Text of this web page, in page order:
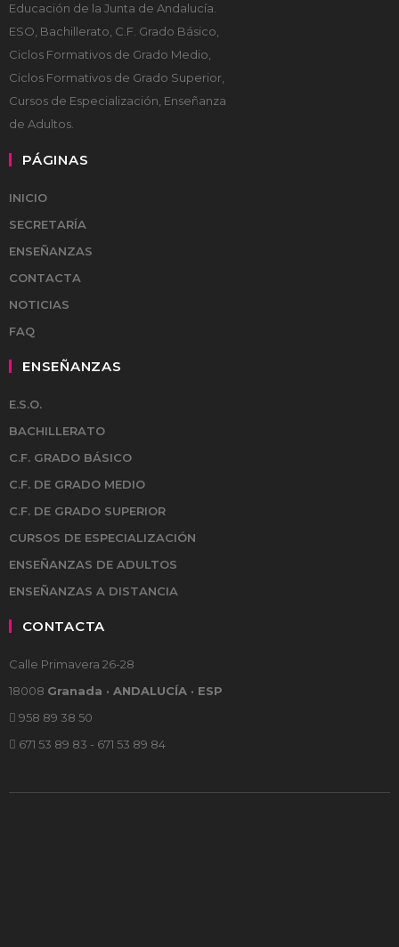
Educación de la Junta de Andalucía.
ESO, Bachillerato, C.F. Grado Básico,
Ciclos Formativos de Grado Medio,
Ciclos Formativos de Grado Superior,
Cursos de Especialización, Enseñanza
de Adultos.
PÁGINAS
INICIO
SECRETARÍA
ENSEÑANZAS
CONTACTA
NOTICIAS
FAQ
ENSEÑANZAS
E.S.O.
BACHILLERATO
C.F. GRADO BÁSICO
C.F. DE GRADO MEDIO
C.F. DE GRADO SUPERIOR
CURSOS DE ESPECIALIZACIÓN
ENSEÑANZAS DE ADULTOS
ENSEÑANZAS A DISTANCIA
CONTACTA
Calle Primavera 26-28
18008 Granada · ANDALUCÍA · ESP
958 89 38 50
671 53 89 83 - 671 53 89 84